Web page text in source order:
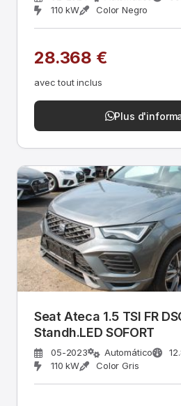
110 kW
Color Negro
28.368 €
avec tout inclus
Plus
Seat Ateca 1.5 TSI FR
Standh.LED SOFORT
05-2023 Automático
110 kW
Color Gris